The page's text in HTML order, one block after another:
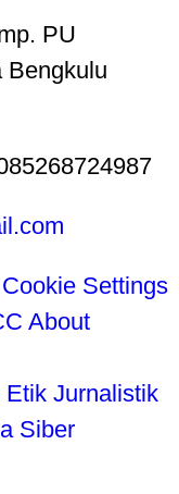
PU
Bengkulu
Cookie Settings
About
Etik Jurnalistik
Siber